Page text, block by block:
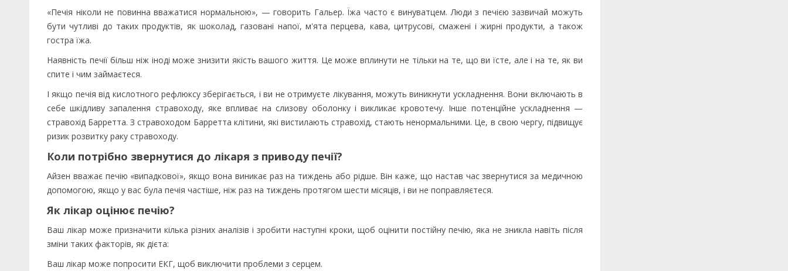
«Печія ніколи не повинна вважатися нормальною», — говорить Гальер. Їжа часто є винуватцем. Люди з печією зазвичай можуть
бути чутливі до таких продуктів, як шоколад, газовані напої, м'ята перцева, кава, цитрусові, смажені і жирні продукти, а також
гостра їжа.
Наявність печії більш ніж іноді може знизити якість вашого життя. Це може вплинути не тільки на те, що ви їсте, але і на те, як ви
спите і чим займаєтеся.
І якщо печія від кислотного рефлюксу зберігається, і ви не отримуєте лікування, можуть виникнути ускладнення. Вони включають в
себе шкідливу запалення стравоходу, яке впливає на слизову оболонку і викликає кровотечу. Інше потенційне ускладнення —
стравохід Барретта. З стравоходом Барретта клітини, які вистилають стравохід, стають ненормальними. Це, в свою чергу, підвищує
ризик розвитку раку стравоходу.
Коли потрібно звернутися до лікаря з приводу печії?
Айзен вважає печію «випадкової», якщо вона виникає раз на тиждень або рідше. Він каже, що настав час звернутися за медичною
допомогою, якщо у вас була печія частіше, ніж раз на тиждень протягом шести місяців, і ви не поправляєтеся.
Як лікар оцінює печію?
Ваш лікар може призначити кілька різних аналізів і зробити наступні кроки, щоб оцінити постійну печію, яка не зникла навіть після
зміни таких факторів, як дієта:
Ваш лікар може попросити ЕКГ, щоб виключити проблеми з серцем.